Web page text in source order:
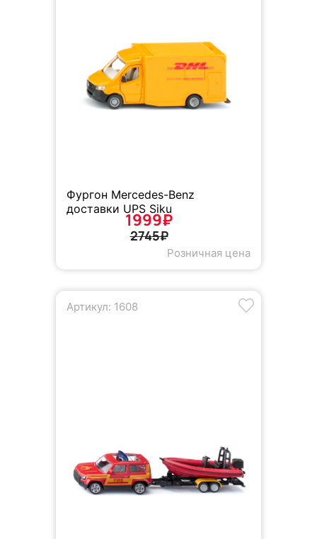
Фургон Mercedes-Benz
доставки UPS Siku
1999₽
2745₽
Розничная цена
Артикул: 1608